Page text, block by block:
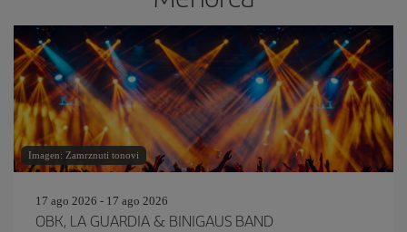
Imagen: Zamrznuti tonovi
17 ago 2026 - 17 ago 2026
OBK, LA GUARDIA & BINIGAUS BAND